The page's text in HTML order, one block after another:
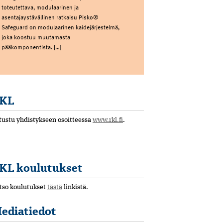
toteutettava, modulaarinen ja
asentajaystävällinen ratkaisu Pisko®
Safeguard on modulaarinen kaidejärjestelmä,
joka koostuu muutamasta
pääkomponentista. […]
yhdistykseen osoitteessa www.rkl.fi.
koulutukset
koulutukset tästä linkistä.